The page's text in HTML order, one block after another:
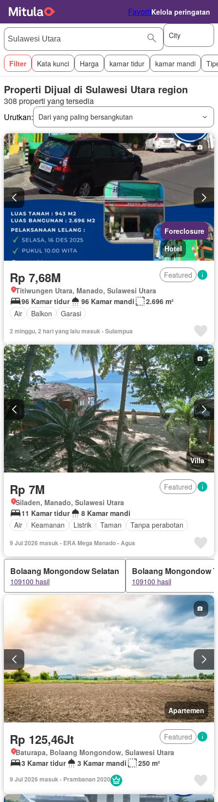
FavoritKelola peringatan
City
Filter Kata kunci Harga kamar tidur kamar mandi
Properti Dijual di Sulawesi Utara region
308 properti yang tersedia
Urutkan:
Dari yang paling bersangkutan
Foreclosure
Hotel
Rp 7,68M
Featured
Titiwungen Utara, Manado, Sulawesi Utara
96 Kamar tidur
96 Kamar mandi
2.696 m²
Air
Balkon Garasi
2 minggu, 2 hari yang lalu masuk - Sulampua
Villa
Rp 7M
Featured
Siladen, Manado, Sulawesi Utara
11 Kamar tidur
8 Kamar mandi
Air
Keamanan Listrik Taman Tanpa perabotan
9 Jul 2026 masuk - ERA Mega Manado - Agus
Bolaang Mongondow Selatan
109100 hasil
Bolaang Mongondow
109100 hasil
Apartemen
Rp 125,46Jt
Featured
Baturapa, Bolaang Mongondow, Sulawesi Utara
3 Kamar tidur
3 Kamar mandi 250 m²
9 Jul 2026 masuk - Prambanan 2020